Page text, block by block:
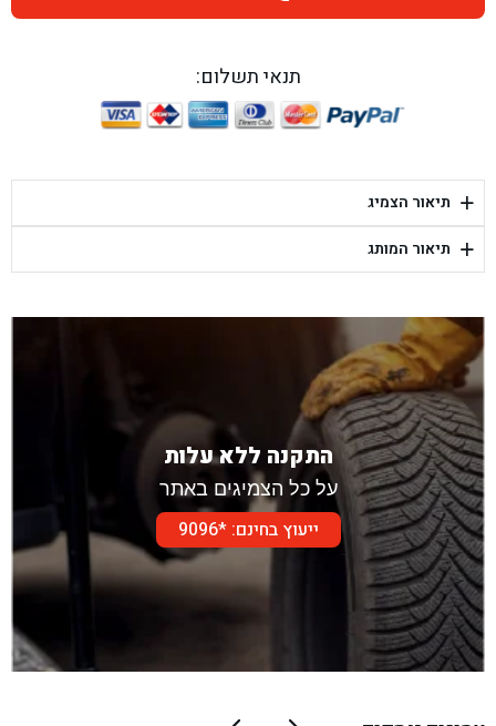
בן גל - היובלים 26, הוד השרון - הוד השרון
בן גל - יפת 88, תל אביב יפו - תל אביב
בן גל - דור אלון הר טוב - בית שמש
תנאי תשלום:
+ תיאור הצמיג
+ תיאור המותג
התקנה ללא עלות
על כל הצמיגים באתר
ייעוץ בחינם: *9096